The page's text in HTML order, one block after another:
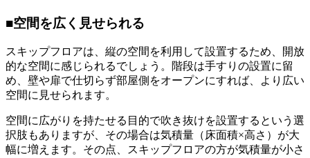
■空間を広く見せられる
スキップフロアは、縦の空間を利用して設置するため、開放
的な空間に感じられるでしょう。階段は手すりの設置に留
め、壁や扉で仕切らず部屋側をオープンにすれば、より広い
空間に見せられます。
空間に広がりを持たせる目的で吹き抜けを設置するという選
択肢もありますが、その場合は気積量（床面積×高さ）が大
幅に増えます。その点、スキップフロアの方が気積量が小さ